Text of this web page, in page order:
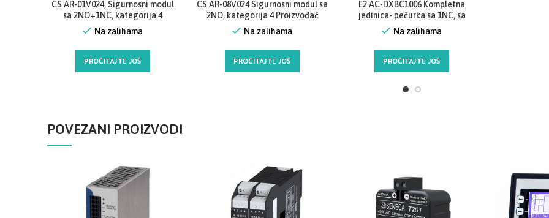
Close
CS AR-01V024, Sigurnosni modul
sa 2NO+1NC, kategorija 4
Proizvođač Pizzato Elettrica
(Italija-EU)
Na zalihama
PROČITAJTE JOŠ
Close
CS AR-08V024 Sigurnosni modul sa
2NO, kategorija 4 Proizvođač
Pizzato Elettrica (Italija-EU)
Na zalihama
PROČITAJTE JOŠ
Close
E2 AC-DXBC1006 Kompletna
jedinica- pečurka sa 1NC, sa
zadrškom i rotacionim kretanjem
za otkočenje, crvena boja, E2
serija, IP67/ IP69K, -25oC…+80oC,
300.000 radnih ciklusa, Proizvođač
Pizzato Elettrica (Italija-EU)
Na zalihama
PROČITAJTE JOŠ
POVEZANI PROIZVODI